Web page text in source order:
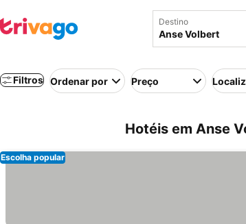
Destino
Filtros Ordenar por Preço
Hotéis em Anse
Escolha popular